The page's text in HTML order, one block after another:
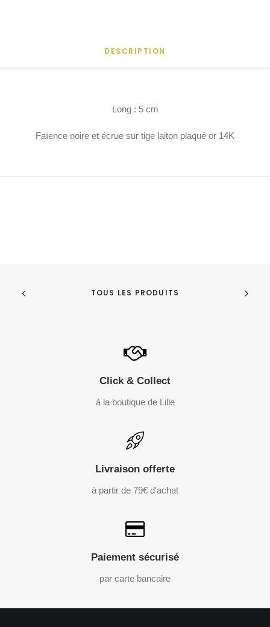
DESCRIPTION
Long : 5 cm
Faïence noire et écrue sur tige laiton plaqué or 14K
TOUS LES PRODUITS
Click & Collect
à la boutique de Lille
Livraison offerte
à partir de 79€ d'achat
Paiement sécurisé
par carte bancaire